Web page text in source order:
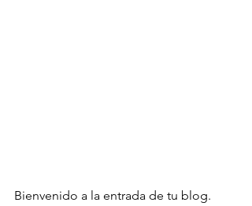
Bienvenido a la entrada de tu blog.